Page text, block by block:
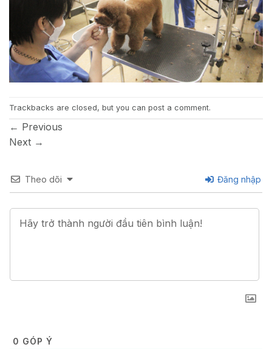
Trackbacks are closed, but you can post a comment.
← Previous
Next →
Theo dõi Đăng nhập
0 GÓP Ý